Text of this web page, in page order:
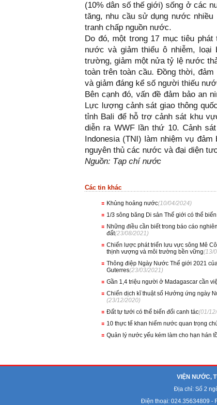
(10% dân số thế giới) sống ở các
tăng, nhu cầu sử dụng nước
tranh chấp nguồn nước.
Do đó, một trong 17 mục tiêu
nước và giảm thiểu ô nhiễm,
trường, giảm một nửa tỷ lệ nước
toàn trên toàn cầu. Đồng thời,
và giảm đáng kể số người thiếu
Bên cạnh đó, vấn đề đảm bảo an
Lực lượng cảnh sát giao thông
tỉnh Bali để hỗ trợ cảnh sát khu
diễn ra WWF lần thứ 10. Cảnh
Indonesia (TNI) làm nhiệm vụ
nguyên thủ các nước và đại diện
Nguồn: Tạp chí nước
Các tin khác
Khủng hoảng nước(10/04/2024)
1/3 sông băng Di sản Thế giới có thể
Những điều cần biết trong báo cáo
đất(23/08/2021)
Chiến lược phát triển lưu vực sông Mê
thịnh vượng và môi trường bền vững(13/
Thông điệp Ngày Nước Thế giới 2021
Guterres(23/03/2021)
Gần 1,4 triệu người ở Madagascar cần
Chiến dịch kĩ thuật số Hưởng ứng ngày
(23/12/2020)
Đất tự tưới có thể biến đổi canh tác(01/
10 thực tế khan hiếm nước quan trọng
Quản lý nước yếu kém làm cho hạn hán
VIỆN NƯỚC,
Địa chỉ: Số 2
Điện thoại: 024.35634809 -